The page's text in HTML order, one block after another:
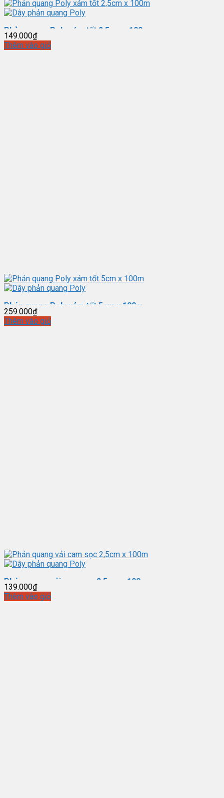
Phản quang Poly xám tốt 2,5cm x 100m
149.000₫
Thêm vào giỏ
Phản quang Poly xám tốt 5cm x 100m
259.000₫
Thêm vào giỏ
Phản quang vải cam sọc 2,5cm x 100m
139.000₫
Thêm vào giỏ